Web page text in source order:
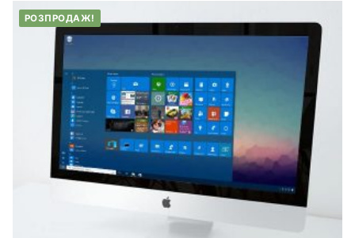
РОЗПРОДАЖ!